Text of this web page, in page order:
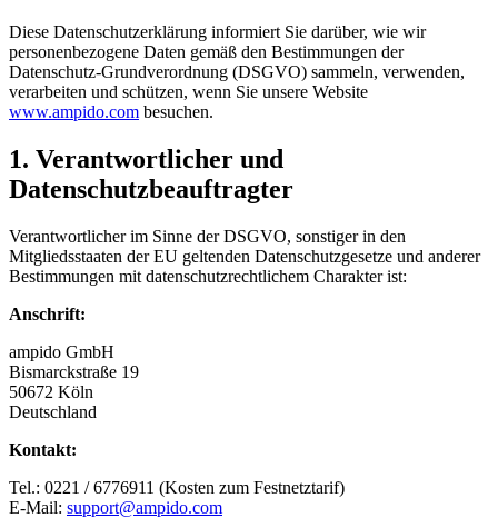
Diese Datenschutzerklärung informiert Sie darüber, wie wir
personenbezogene Daten gemäß den Bestimmungen der
Datenschutz-Grundverordnung (DSGVO) sammeln, verwenden,
verarbeiten und schützen, wenn Sie unsere Website
www.ampido.com besuchen.
1. Verantwortlicher und
Datenschutzbeauftragter
Verantwortlicher im Sinne der DSGVO, sonstiger in den
Mitgliedsstaaten der EU geltenden Datenschutzgesetze und anderer
Bestimmungen mit datenschutzrechtlichem Charakter ist:
Anschrift:
ampido GmbH
Bismarckstraße 19
50672 Köln
Deutschland
Kontakt:
Tel.: 0221 / 6776911 (Kosten zum Festnetztarif)
E-Mail: support@ampido.com